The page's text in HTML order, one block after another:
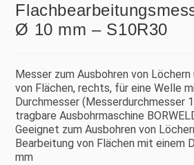
Ø 10 mm – S10R30
Messer zum Ausbohren von
von Flächen, rechts, für eine Welle
Durchmesser (Messerdurchmesser
tragbare Ausbohrmaschine
Geeignet zum Ausbohren von
Bearbeitung von Flächen mit einem
mm